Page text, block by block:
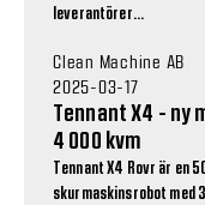
leverantörer...
Clean Machine AB
2025-03-17
Tennant X4 - ny
4 000 kvm
Tennant X4 Rovr är en
skurmaskinsrobot med